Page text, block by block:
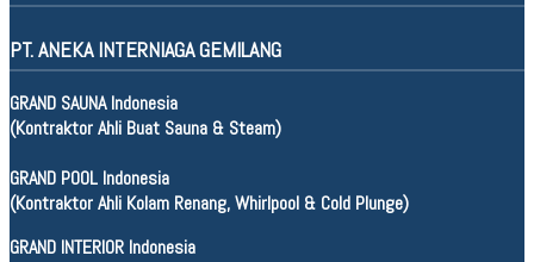
PT. ANEKA INTERNIAGA GEMILANG
GRAND SAUNA Indonesia
(Kontraktor Ahli Buat Sauna & Steam)
GRAND POOL Indonesia
(Kontraktor Ahli Kolam Renang, Whirlpool & Cold Plunge)
GRAND INTERIOR Indonesia